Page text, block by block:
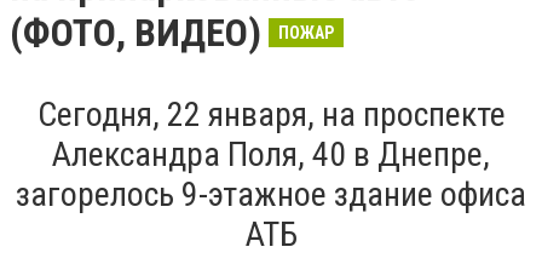
(ФОТО, ВИДЕО)
ПОЖАР
Сегодня, 22 января, на проспекте
Александра Поля, 40 в Днепре,
загорелось 9-этажное здание офиса
АТБ